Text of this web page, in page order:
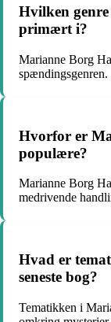
Hvilken
primært i?
Marianne Borg
spændingsgenren.
Hvorfor er
populære?
Marianne Borg
medrivende
Hvad er
seneste bog?
Tematikken i